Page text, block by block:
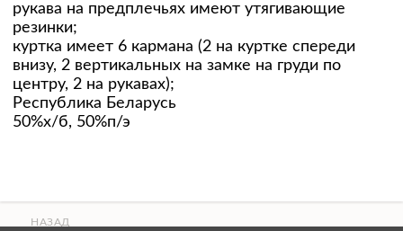
рукава на предплечьях имеют утягивающие
резинки;
куртка имеет 6 кармана (2 на куртке спереди
внизу, 2 вертикальных на замке на груди по
центру, 2 на рукавах);
Республика Беларусь
50%х/б, 50%п/э
НАЗАД